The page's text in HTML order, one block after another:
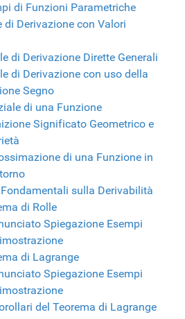
di Funzioni Parametriche
di Derivazione con Valori
di Derivazione Dirette Generali
di Derivazione con uso della
Segno
di una Funzione
Significato Geometrico e
di una Funzione in
sulla Derivabilità
di Rolle
Spiegazione Esempi
di Lagrange
Spiegazione Esempi
del Teorema di Lagrange